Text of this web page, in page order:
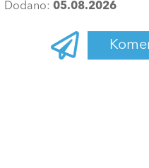
Dodano: 05.08.2026